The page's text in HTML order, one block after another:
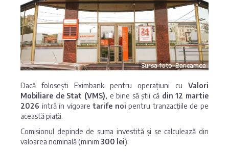
Victoriabank
Sursa foto: Bancamea
Dacă folosești Eximbank pentru operațiuni cu Valori
Mobiliare de Stat (VMS), e bine să știi că din 12 martie
2026 intră în vigoaretarife noi pentru tranzacțiile de pe
această piață.
Comisionul depinde de suma investită și se calculează din
valoarea nominală (minim 300 lei):